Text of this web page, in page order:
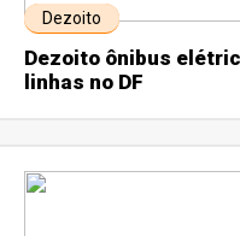
Dezoito
Dezoito ônibus
linhas no DF